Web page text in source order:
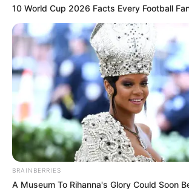
Cortesía
Por:Guillermo León Ospina Muñoz
Mayo 7, 2022
10 World Cup 2026 Facts Every Football
BRAINBERRIES
A Museum To Rihanna's Glory Could Soon